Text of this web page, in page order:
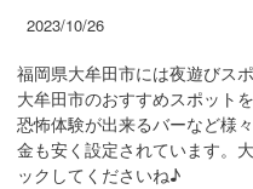
2023/10/26
福岡県大牟田市には夜遊びス
大牟田市のおすすめスポット
恐怖体験が出来るバーなど様
金も安く設定されています。
ックしてくださいね♪